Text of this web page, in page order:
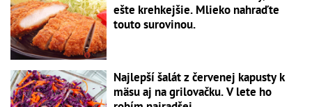
ešte krehkejšie. Mlieko nahraďte
touto surovinou.
Najlepší šalát z červenej kapusty k
mäsu aj na grilovačku. V lete ho